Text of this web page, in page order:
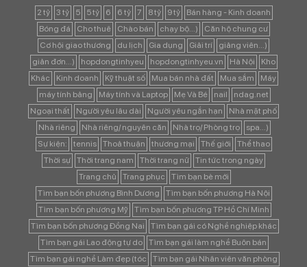
2 tỷ 3 tỷ 5 5 tỷ 6 6 tỷ 7 8 tỷ 9 tỷ
Bán hàng - Kinh doanh
Bóng đá
Cho thuê Chào bán chạy bộ...)
Căn hộ chung cư
Cơ hội giao thương
du lịch Gia dụng Giải trí
giảng viên...)
giản đơn...)
hopdongtinhyeu hopdongtinhyeu.vn Hà Nội
Kho
Khác
Kinh doanh Kỹ thuật số Mua bán nhà đất Mua sắm
Máy
máy tính bảng
Máy tính và Laptop Mẹ Và Bé nail
ndag.net
Ngoại thất
Người yêu lâu dài Người yêu ngắn hạn
Nhà mặt phố
Nhà riêng
Nhà riêng/ nguyên căn Nhà trọ/ Phòng trọ
spa...)
Sự kiện:
tennis Thoả thuận thương mại Thế giới
Thể thao
Thời sự
Thời trang nam Thời trang nữ
Tin tức trong ngày
Trang chủ
Trang phục
Tìm bạn bè mới
Tìm bạn bốn phương Bình Dương
Tìm bạn bốn phương Hà Nội
Tìm bạn bốn phương Mỹ
Tìm bạn bốn phương TP Hồ Chí Minh
Tìm bạn bốn phương Đồng Nai
Tìm bạn gái có Nghề nghiệp khác
Tìm bạn gái Lao động tự do
Tìm bạn gái làm nghề Buôn bán
Tìm bạn gái nghề Làm đẹp (tóc
Tìm bạn gái Nhân viên văn phòng